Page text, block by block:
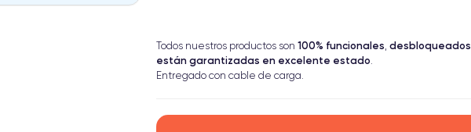
● Pantalla: Pieza original de Samsung. Calidad impecable.
● Batería: uso intensivo.
Todos nuestros productos son 100% funcionales desbloqueados
están garantizadas en excelente estado
Entregado con cable de carga.